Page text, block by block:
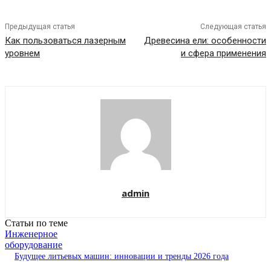
Предыдущая статья
Как пользоваться лазерным
уровнем
Следующая статья
Древесина ели: особенности
и сфера применения
admin
Статьи по теме
Инженерное
оборудование
Будущее литьевых машин: инновации и тренды 2026 года